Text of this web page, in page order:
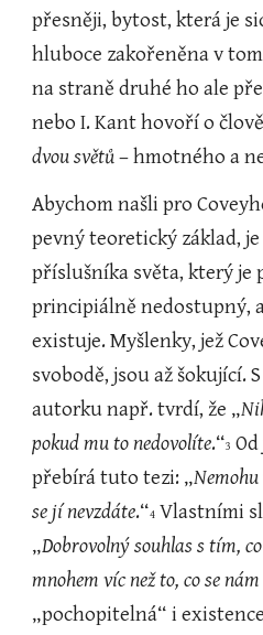
přesněji, bytost, která je
hluboce zakořeněna v
na straně druhé ho ale
dvou světů – hmotného a
Abychom našli pro
pevný teoretický základ,
příslušníka světa, který je
principiálně nedostupný,
existuje. Myšlenky, jež
svobodě, jsou až šokující.
autorku např. tvrdí, že „
pokud mu to nedovolíte.“3
přebírá tuto tezi: „
se jí nevzdáte.“4 Vlastními
„Dobrovolný souhlas s tím,
mnohem víc než to, co se nám
„pochopitelná“ i